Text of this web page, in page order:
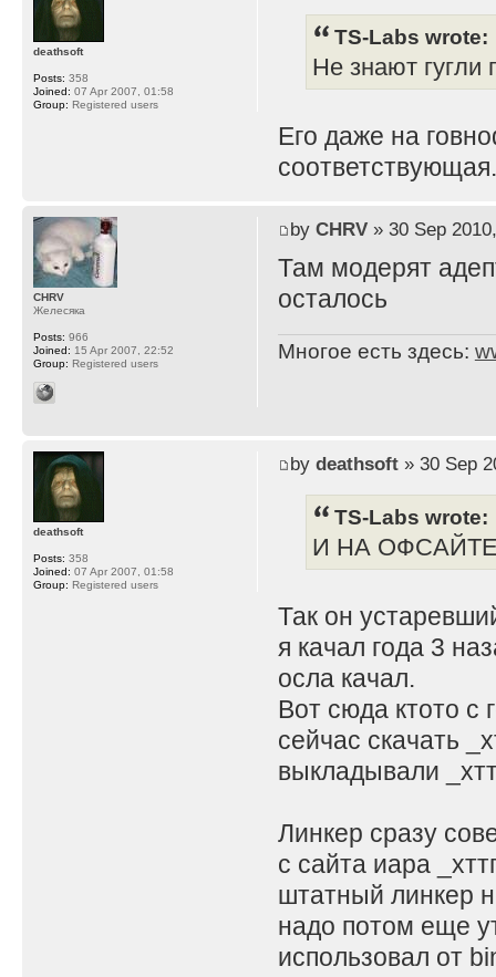
TS-Labs wrote:
Не знают гугли
Его даже на
соответствующая.
deathsoft
Posts: 358
Joined: 07 Apr 2007, 01:58
Group: Registered users
by CHRV» 30 Sep
Там модерят
осталось
Многое есть здесь:
CHRV
Желесяка
Posts: 966
Joined: 15 Apr 2007, 22:52
Group: Registered users
by deathsoft» 30 Sep
TS-Labs wrote:
И НА ОФСАЙТЕ
Так он
я качал года 3
осла качал.
Вот сюда ктото
сейчас скачать
выкладывали
Линкер сразу
с сайта иара
штатный линкер
надо потом еще
использовал от
deathsoft
Posts: 358
Joined: 07 Apr 2007, 01:58
Group: Registered users